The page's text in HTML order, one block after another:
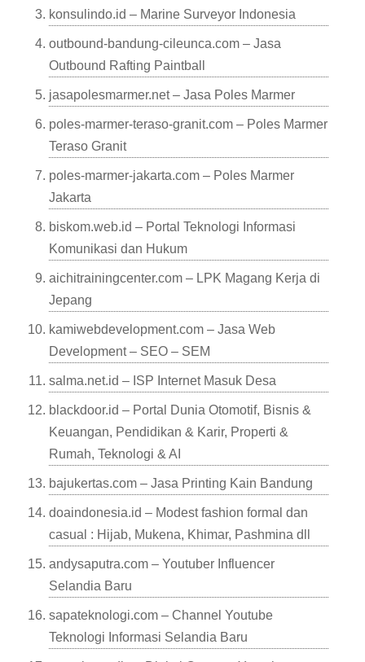
konsulindo.id – Marine Surveyor Indonesia
outbound-bandung-cileunca.com – Jasa
Outbound Rafting Paintball
jasapolesmarmer.net – Jasa Poles Marmer
poles-marmer-teraso-granit.com – Poles Marmer
Teraso Granit
poles-marmer-jakarta.com – Poles Marmer
Jakarta
biskom.web.id – Portal Teknologi Informasi
Komunikasi dan Hukum
aichitrainingcenter.com – LPK Magang Kerja di
Jepang
kamiwebdevelopment.com – Jasa Web
Development – SEO – SEM
salma.net.id – ISP Internet Masuk Desa
blackdoor.id – Portal Dunia Otomotif, Bisnis &
Keuangan, Pendidikan & Karir, Properti &
Rumah, Teknologi & AI
bajukertas.com – Jasa Printing Kain Bandung
doaindonesia.id – Modest fashion formal dan
casual : Hijab, Mukena, Khimar, Pashmina dll
andysaputra.com – Youtuber Influencer
Selandia Baru
sapateknologi.com – Channel Youtube
Teknologi Informasi Selandia Baru